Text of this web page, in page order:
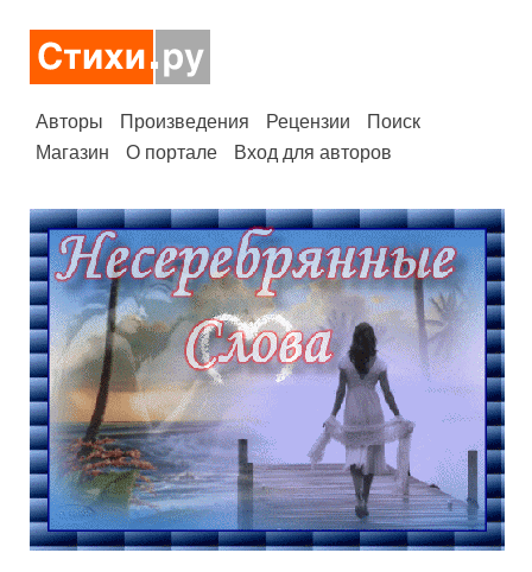
Авторы Произведения Рецензии
Поиск
Магазин
О портале Вход для авторов